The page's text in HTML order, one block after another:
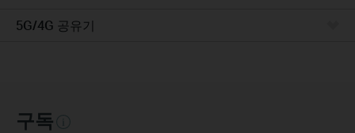
5G/4G 공유기
구독